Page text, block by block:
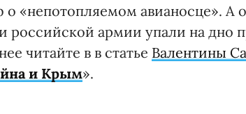
о «непотопляемом авианосце». А
российской армии упали на дно
читайте в в статье Валентины
и Крым».